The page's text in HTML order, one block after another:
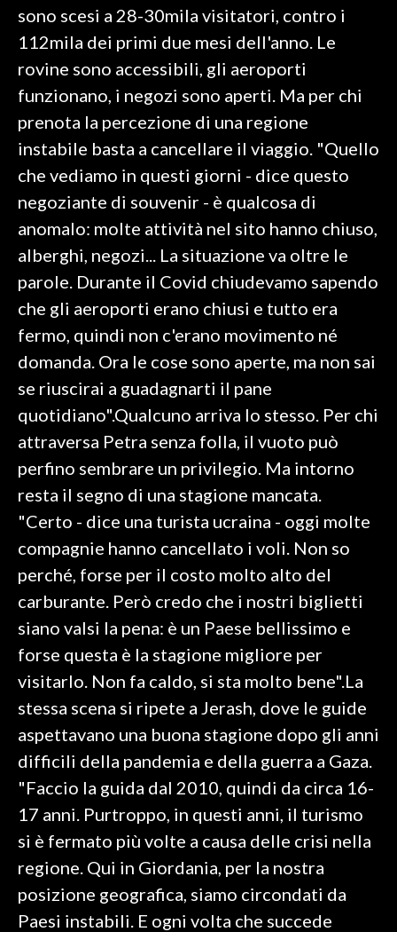
CULTURA
SPETTACOLI
GOSSIP
SALUTE
SARDEGNA TURISMO
SARDI NEL MONDO
NOTIZIE
EVENTI
#CARAUNIONE
INSULARITÀ
INFO AZIENDE
ABBONATI
ANNUNCI
NECROLOGI
PUBBLICITÀ
SPIAGGE
STORE
sono scesi a 28-30mila visitatori, contro i
112mila dei primi due mesi dell'anno. Le
rovine sono accessibili, gli aeroporti
funzionano, i negozi sono aperti. Ma per chi
prenota la percezione di una regione
instabile basta a cancellare il viaggio. "Quello
che vediamo in questi giorni - dice questo
negoziante di souvenir - è qualcosa di
anomalo: molte attività nel sito hanno chiuso,
alberghi, negozi... La situazione va oltre le
parole. Durante il Covid chiudevamo sapendo
che gli aeroporti erano chiusi e tutto era
fermo, quindi non c'erano movimento né
domanda. Ora le cose sono aperte, ma non sai
se riuscirai a guadagnarti il pane
quotidiano".Qualcuno arriva lo stesso. Per chi
attraversa Petra senza folla, il vuoto può
perfino sembrare un privilegio. Ma intorno
resta il segno di una stagione mancata.
"Certo - dice una turista ucraina - oggi molte
compagnie hanno cancellato i voli. Non so
perché, forse per il costo molto alto del
carburante. Però credo che i nostri biglietti
siano valsi la pena: è un Paese bellissimo e
forse questa è la stagione migliore per
visitarlo. Non fa caldo, si sta molto bene".La
stessa scena si ripete a Jerash, dove le guide
aspettavano una buona stagione dopo gli anni
difficili della pandemia e della guerra a Gaza.
"Faccio la guida dal 2010, quindi da circa 16-
17 anni. Purtroppo, in questi anni, il turismo
si è fermato più volte a causa delle crisi nella
regione. Qui in Giordania, per la nostra
posizione geografica, siamo circondati da
Paesi instabili. E ogni volta che succede